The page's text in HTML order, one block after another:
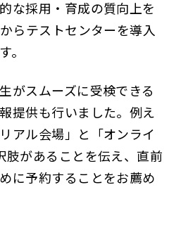
な採用・育成の質向上を
らテストセンターを導入
。
がスムーズに受検できる
提供も行いました。例え
アル会場」と「オンライ
肢があることを伝え、直前
に予約することをお薦め